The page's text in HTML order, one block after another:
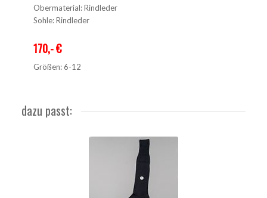
Obermaterial: Rindleder
Sohle: Rindleder
170,- €
Größen: 6-12
dazu passt: